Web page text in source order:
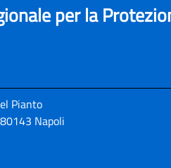
per la
Pianto
Napoli